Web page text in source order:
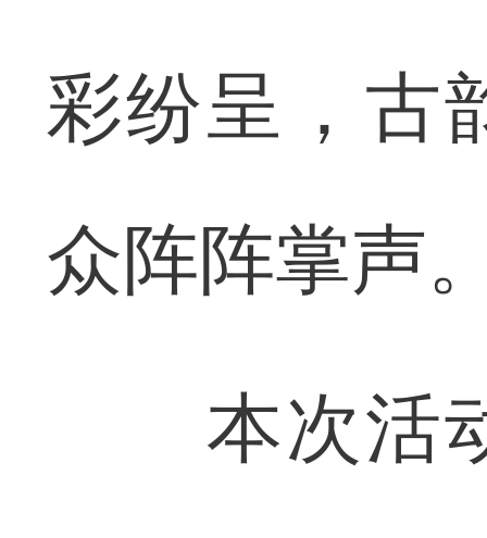
彩纷呈，古
众阵阵掌声
本次活动